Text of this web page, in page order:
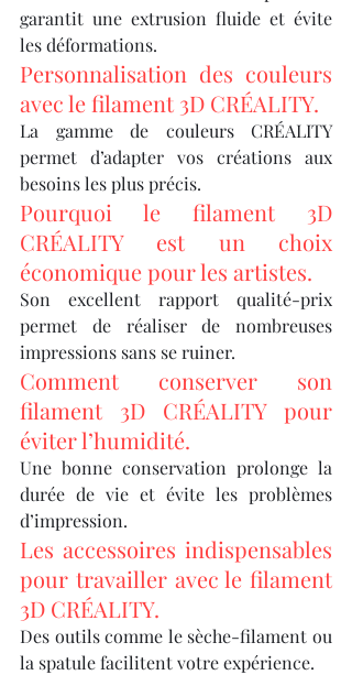
garantit une extrusion fluide et évite
les déformations.
Personnalisation des couleurs
avec le filament 3D CRÉALITY.
La gamme de couleurs CRÉALITY
permet d’adapter vos créations aux
besoins les plus précis.
Pourquoi le filament 3D
CRÉALITY est un choix
économique pour les artistes.
Son excellent rapport qualité-prix
permet de réaliser de nombreuses
impressions sans se ruiner.
Comment conserver son
filament 3D CRÉALITY pour
éviter l’humidité.
Une bonne conservation prolonge la
durée de vie et évite les problèmes
d’impression.
Les accessoires indispensables
pour travailler avec le filament
3D CRÉALITY.
Des outils comme le sèche-filament ou
la spatule facilitent votre expérience.